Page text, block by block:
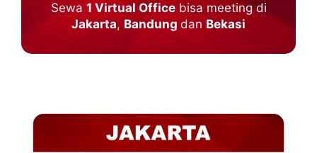
Sewa 1 Virtual Officebisa meeting di
Jakarta, Bandung dan Bekasi